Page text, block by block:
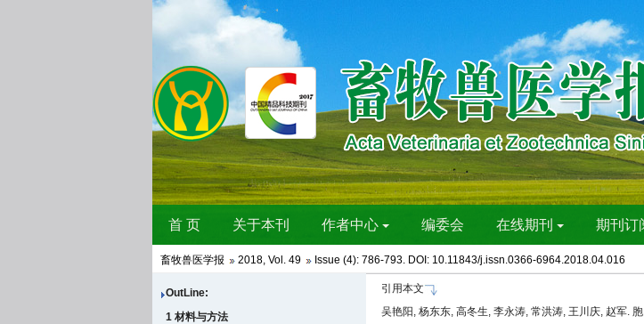
畜牧兽医学报 2018, Vol. 49 Issue (4): 786-793. DOI: 10.11843/j.issn.0366-6964.2018.04.016
OutLine:
1 材料与方法
引用本文
吴艳阳, 杨东东, 高冬生, 李永涛, 常洪涛, 王川庆, 赵军.